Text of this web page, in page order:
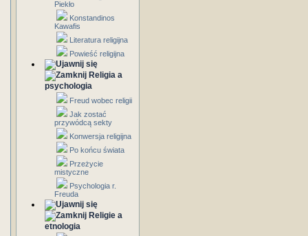
Piekło
Konstandinos
Kawafis
Literatura religijna
Powieść religijna
Religia a
psychologia
Freud wobec religii
Jak zostać
przywódcą sekty
Konwersja religijna
Po końcu świata
Przeżycie
mistyczne
Psychologia r.
Freuda
Religie a
etnologia